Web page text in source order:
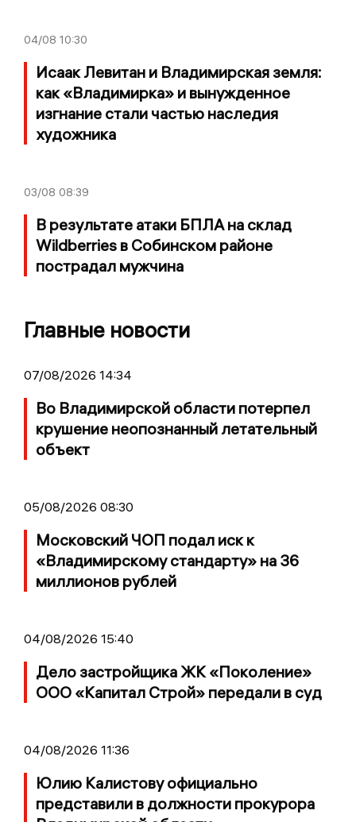
04/08 10:30
Исаак Левитан и Владимирская земля:
как «Владимирка» и вынужденное
изгнание стали частью наследия
художника
03/08 08:39
В результате атаки БПЛА на склад
Wildberries в Собинском районе
пострадал мужчина
Главные новости
07/08/2026 14:34
Во Владимирской области потерпел
крушение неопознанный летательный
объект
05/08/2026 08:30
Московский ЧОП подал иск к
«Владимирскому стандарту» на 36
миллионов рублей
04/08/2026 15:40
Дело застройщика ЖК «Поколение»
ООО «Капитал Строй» передали в суд
04/08/2026 11:36
Юлию Калистову официально
представили в должности прокурора